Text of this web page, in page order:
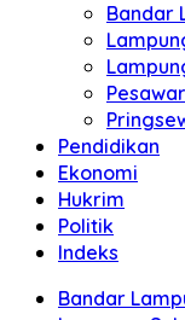
Bandar
Pendidikan
Ekonomi
Hukrim
Politik
Indeks
Bandar